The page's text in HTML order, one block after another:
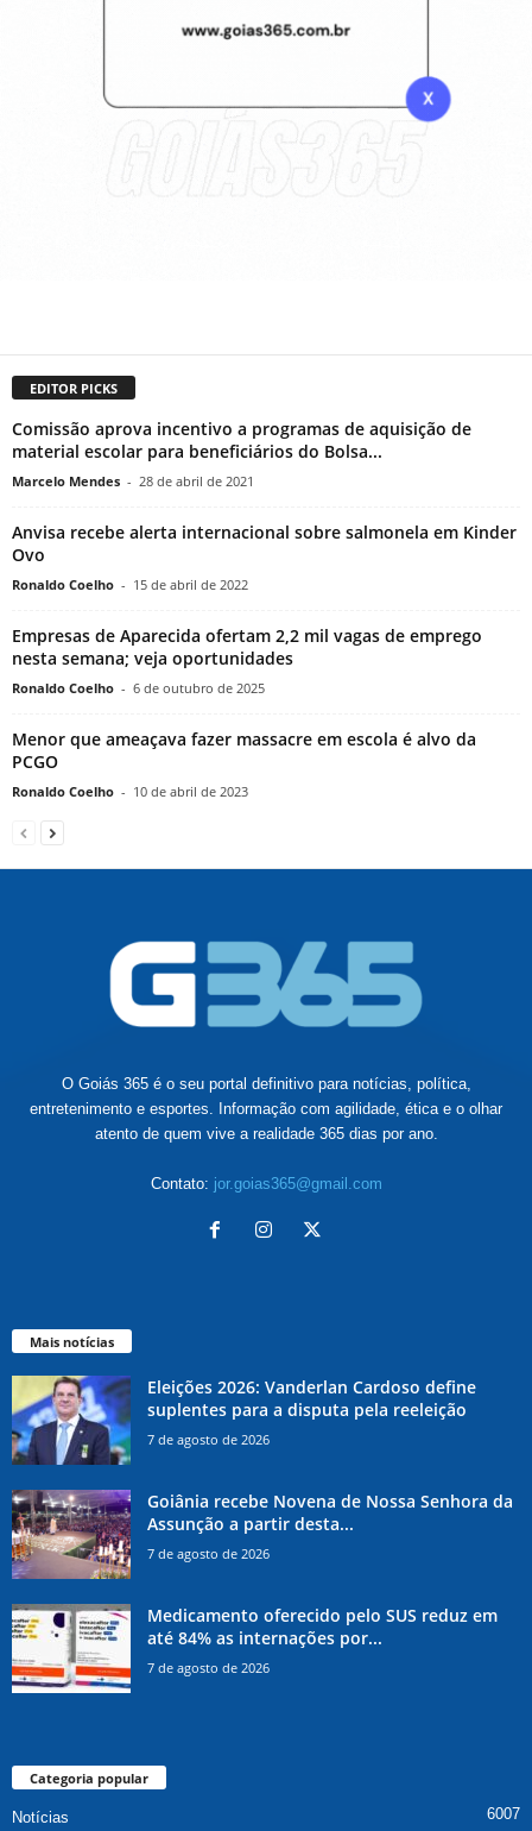
EDITOR PICKS
Comissão aprova incentivo a programas de aquisição de
material escolar para beneficiários do Bolsa...
Marcelo Mendes - 28 de abril de 2021
Anvisa recebe alerta internacional sobre salmonela em Kinder
Ovo
Ronaldo Coelho - 15 de abril de 2022
Empresas de Aparecida ofertam 2,2 mil vagas de emprego
nesta semana; veja oportunidades
Ronaldo Coelho - 6 de outubro de 2025
Menor que ameaçava fazer massacre em escola é alvo da
PCGO
Ronaldo Coelho - 10 de abril de 2023
O Goiás 365 é o seu portal definitivo para notícias, política,
entretenimento e esportes. Informação com agilidade, ética e o olhar
atento de quem vive a realidade 365 dias por ano.
Contato: jor.goias365@gmail.com
Mais notícias
Eleições 2026: Vanderlan Cardoso define
suplentes para a disputa pela reeleição
7 de agosto de 2026
Goiânia recebe Novena de Nossa Senhora da
Assunção a partir desta...
7 de agosto de 2026
Medicamento oferecido pelo SUS reduz em
até 84% as internações por...
7 de agosto de 2026
Categoria popular
Notícias 6007